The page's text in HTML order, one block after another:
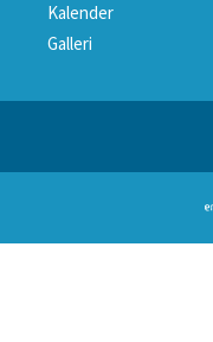
Kalender
Galleri